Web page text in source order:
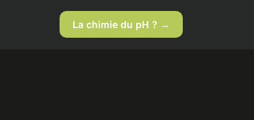
La chimie du pH ? →